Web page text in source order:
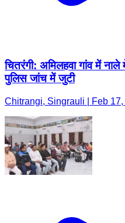
चितरंगी: अमिलहवा गांव में
पुलिस जांच में जुटी
Chitrangi, Singrauli | Feb